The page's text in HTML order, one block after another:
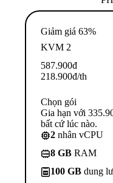
Giảm giá 63%
KVM 2
587.900đ
218.900đ/th
Chọn gói
Gia hạn với
bất cứ lúc nào.
2 nhân vCPU
8 GB RAM
100 GB dung